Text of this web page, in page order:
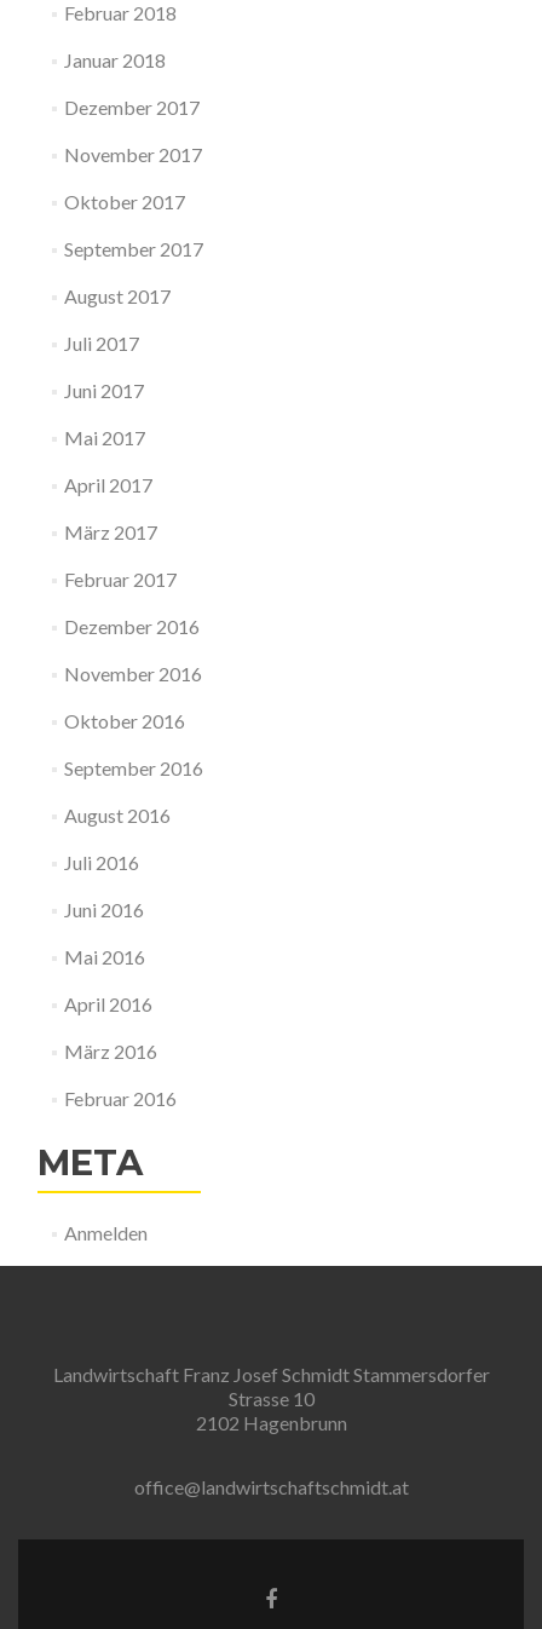
Februar 2018
Januar 2018
Dezember 2017
November 2017
Oktober 2017
September 2017
August 2017
Juli 2017
Juni 2017
Mai 2017
April 2017
März 2017
Februar 2017
Dezember 2016
November 2016
Oktober 2016
September 2016
August 2016
Juli 2016
Juni 2016
Mai 2016
April 2016
März 2016
Februar 2016
META
Anmelden
Landwirtschaft Franz Josef Schmidt Stammersdorfer
Strasse 10
2102 Hagenbrunn
office@landwirtschaftschmidt.at
Facebook-